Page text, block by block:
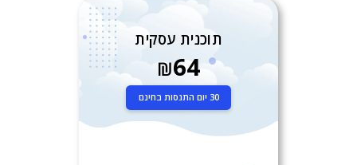
תוכנית עסקית
₪64
30 יום התנסות בחינם